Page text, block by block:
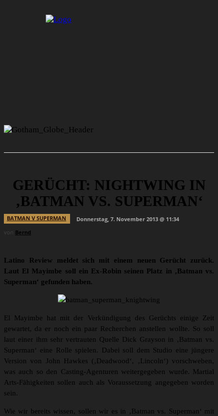
GERÜCHT: NIGHTWING IN
‚BATMAN VS. SUPERMAN‘
BATMAN V SUPERMAN
Donnerstag, 7. November 2013 @ 11:34
von Bernd
Latino Review meldet sich mit einem neuen Gerücht zurück.
Laut El Mayimbe soll ein Ex-Robin seinen Platz in ‚Batman vs.
Superman‘ gefunden haben.
El Mayimbe hat mit der Verkündigung des Gerüchts einige Zeit
gewartet, da er noch ein paar Recherchen anstellen wollte. So soll
laut einer ihm sehr vertrauten Quelle Dick Grayson in ‚Batman vs.
Superman‘ eine Rolle spielen. Dabei soll dem Studio eine jüngere
Version von John Hawkes (‚Deadwood‘, ‚Lincoln‘) vorschweben,
was auch so den Casting-Agenturen weitergegeben wurde. Martial
Arts-Fähigkeiten sollen auch als Voraussetzung angegeben worden
sein.
Wie wir bereits wissen, sollen wir es in ‚Batman vs. Superman‘ mit